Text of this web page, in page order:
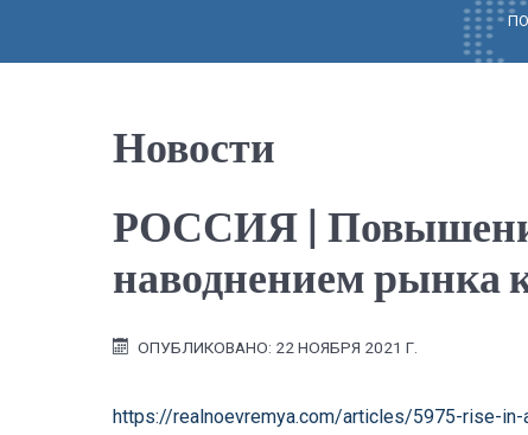
Новости
РОССИЯ | Повышение
наводнением рынка
ОПУБЛИКОВАНО: 22 НОЯБРЯ 2021 Г.
https://realnoevremya.com/articles/5975-rise-